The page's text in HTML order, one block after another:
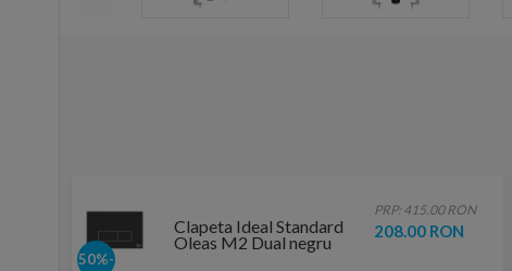
-50%
Clapeta Ideal Standard
Oleas M2 Dual negru
PRP: 415.00 RON
208.00 RON